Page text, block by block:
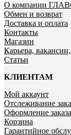
О компании
Обмен и возврат
Доставка и оплата
Контакты
Магазин
Карьера,
Статьи
КЛИЕНТАМ
Мой аккаунт
Отслеживание
Оформление заказа
Корзина
Гарантийное